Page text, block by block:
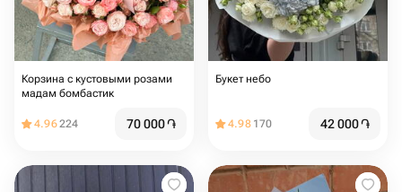
Корзина с кустовыми розами
мадам бомбастик
4.96224 70 000֏
Букет небо
4.98 170 42 000֏